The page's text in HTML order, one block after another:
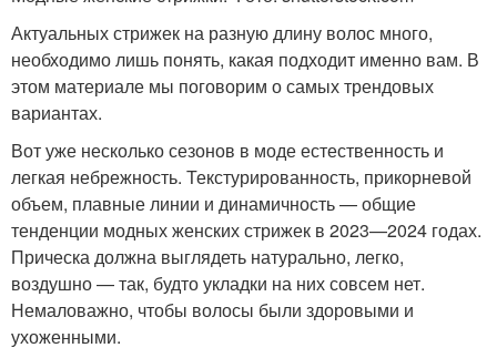
Актуальных стрижек на разную длину волос много,
необходимо лишь понять, какая подходит именно вам. В
этом материале мы поговорим о самых трендовых
вариантах.
Вот уже несколько сезонов в моде естественность и
легкая небрежность. Текстурированность, прикорневой
объем, плавные линии и динамичность — общие
тенденции модных женских стрижек в 2023—2024 годах.
Прическа должна выглядеть натурально, легко,
воздушно — так, будто укладки на них совсем нет.
Немаловажно, чтобы волосы были здоровыми и
ухоженными.